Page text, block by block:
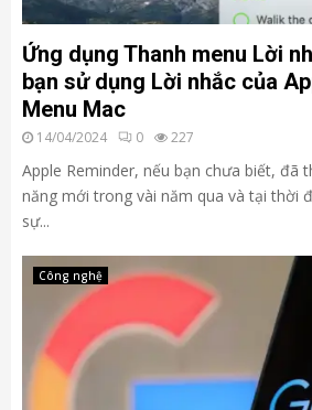
Ứng dụng Thanh menu Lời
bạn sử dụng Lời nhắc của
Menu Mac
14/04/2024 0 227
Apple Reminder, nếu bạn chưa biết, đã
năng mới trong vài năm qua và tại thời
sự...
Công nghệ